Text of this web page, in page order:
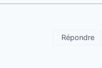
Répondre